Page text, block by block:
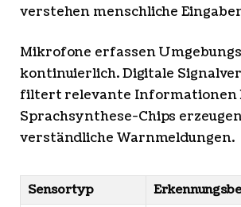
verstehen menschliche
Mikrofone erfassen
kontinuierlich. Digitale
filtert relevante Informationen
Sprachsynthese-Chips
verständliche Warnmeldungen.
Sensortyp